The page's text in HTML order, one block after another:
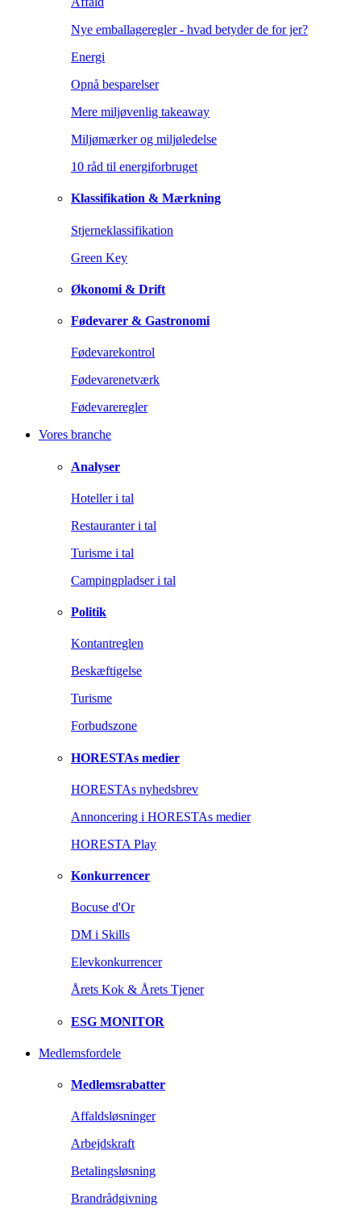
Nye emballageregler - hvad betyder de for jer?
Energi
Opnå besparelser
Mere miljøvenlig takeaway
Miljømærker og miljøledelse
10 råd til energiforbruget
Klassifikation & Mærkning
Stjerneklassifikation
Green Key
Økonomi & Drift
Fødevarer & Gastronomi
Fødevarekontrol
Fødevarenetværk
Fødevareregler
Vores branche
Analyser
Hoteller i tal
Restauranter i tal
Turisme i tal
Campingpladser i tal
Politik
Kontantreglen
Beskæftigelse
Turisme
Forbudszone
HORESTAs medier
HORESTAs nyhedsbrev
Annoncering i HORESTAs medier
HORESTA Play
Konkurrencer
Bocuse d'Or
DM i Skills
Elevkonkurrencer
Årets Kok & Årets Tjener
ESG MONITOR
Medlemsfordele
Medlemsrabatter
Affaldsløsninger
Arbejdskraft
Betalingsløsning
Brandrådgivning